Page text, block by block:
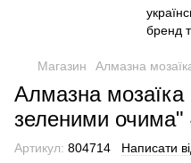
Магазин Алмазна
Алмазна мозаїка
зеленими
Артикул: 804714 Написати